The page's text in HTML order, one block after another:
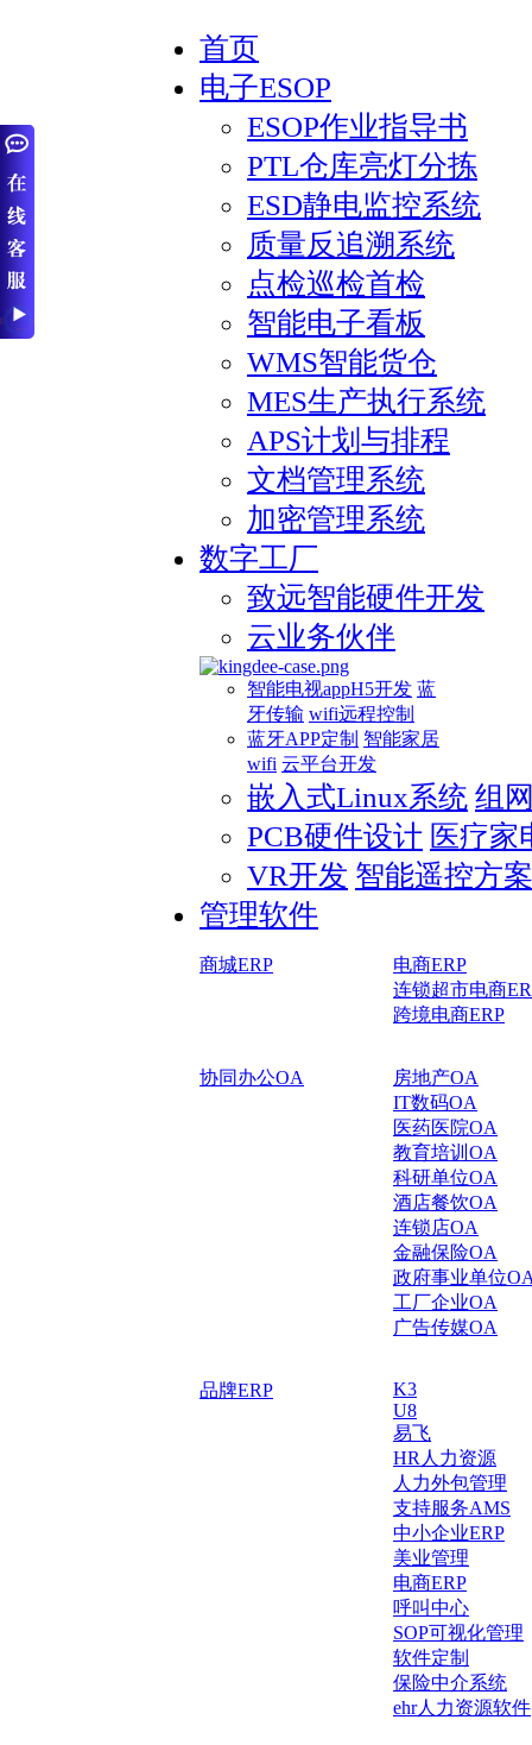
首页
电子ESOP
ESOP作业指导书
PTL仓库亮灯分拣
ESD静电监控系统
质量反追溯系统
点检巡检首检
智能电子看板
WMS智能货仓
MES生产执行系统
APS计划与排程
文档管理系统
加密管理系统
数字工厂
致远智能硬件开发
云业务伙伴
智能电视appH5开发 蓝
牙传输 wifi远程控制
蓝牙APP定制 智能家居
wifi 云平台开发
嵌入式Linux系统 组
PCB硬件设计 医疗家
VR开发 智能遥控方案
管理软件
商城ERP
电商ERP
连锁超市电商
跨境电商ERP
协同办公OA
房地产OA
IT数码OA
医药医院OA
教育培训OA
科研单位OA
酒店餐饮OA
连锁店OA
金融保险OA
政府事业单位
工厂企业OA
广告传媒OA
品牌ERP
K3
U8
易飞
HR人力资源
人力外包管理
支持服务AMS
中小企业ERP
美业管理
电商ERP
呼叫中心
SOP可视化管理
软件定制
保险中介系统
ehr人力资源软件